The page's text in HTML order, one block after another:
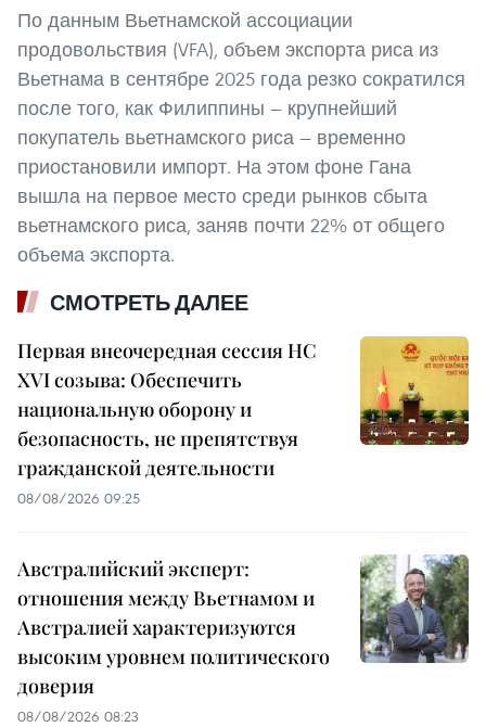
По данным Вьетнамской ассоциации
продовольствия (VFA), объем экспорта риса из
Вьетнама в сентябре 2025 года резко сократился
после того, как Филиппины — крупнейший
покупатель вьетнамского риса — временно
приостановили импорт. На этом фоне Гана
вышла на первое место среди рынков сбыта
вьетнамского риса, заняв почти 22% от общего
объема экспорта.
СМОТРЕТЬ ДАЛЕЕ
Первая внеочередная сессия НС
XVI созыва: Обеспечить
национальную оборону и
безопасность, не препятствуя
гражданской деятельности
08/08/2026 09:25
Австралийский эксперт:
отношения между Вьетнамом и
Австралией характеризуются
высоким уровнем политического
доверия
08/08/2026 08:23